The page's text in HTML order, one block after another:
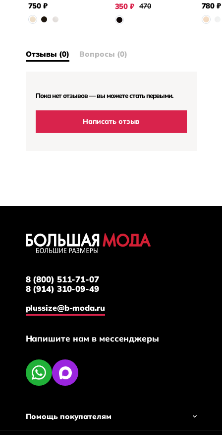
750 ₽ 350 ₽ 470 780 ₽
Отзывы (0) Вопросы (0)
Пока нет отзывов — вы можете стать первыми.
Написать отзыв
8 (800) 511-71-07
8 (914) 310-09-49
plussize@b-moda.ru
Напишите нам в мессенджеры
Помощь покупателям